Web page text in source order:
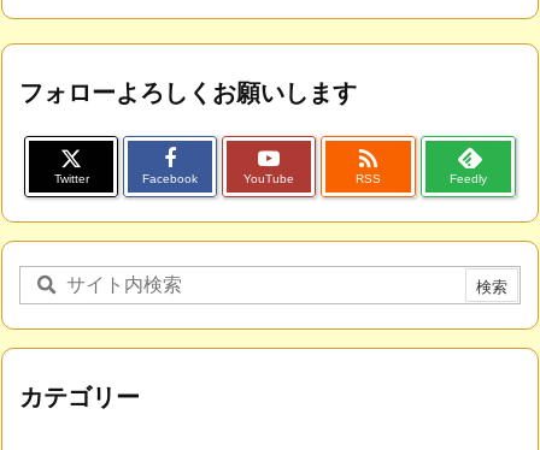
フォローよろしくお願いします
Twitter Facebook YouTube

RSS Feedly
カテゴリー